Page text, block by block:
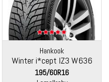
Hankook
Winter i*cept IZ3 W636
195/60R16